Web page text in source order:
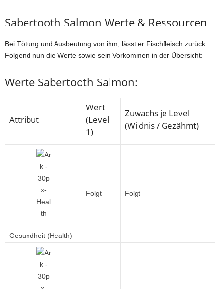
Sabertooth Salmon Werte & Ressourcen
Bei Tötung und Ausbeutung von ihm, lässt er Fischfleisch zurück.
Folgend nun die Werte sowie sein Vorkommen in der Übersicht:
Werte Sabertooth Salmon:
Attribut
Wert
(Level
1)
Zuwachs je Level
(Wildnis / Gezähmt)
Gesundheit (Health)
Folgt Folgt